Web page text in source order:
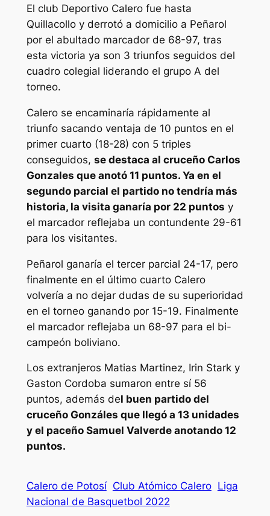
El club Deportivo Calero fue hasta
Quillacollo y derrotó a domicilio a Peñarol
por el abultado marcador de 68-97, tras
esta victoria ya son 3 triunfos seguidos del
cuadro colegial liderando el grupo A del
torneo.
Calero se encaminaría rápidamente al
triunfo sacando ventaja de 10 puntos en el
primer cuarto (18-28) con 5 triples
conseguidos, se destaca al cruceño Carlos
Gonzales que anotó 11 puntos. Ya en el
segundo parcial el partido no tendría más
historia, la visita ganaría por 22 puntos y
el marcador reflejaba un contundente 29-61
para los visitantes.
Peñarol ganaría el tercer parcial 24-17, pero
finalmente en el último cuarto Calero
volvería a no dejar dudas de su superioridad
en el torneo ganando por 15-19. Finalmente
el marcador reflejaba un 68-97 para el bi-
campeón boliviano.
Los extranjeros Matias Martinez, Irin Stark y
Gaston Cordoba sumaron entre sí 56
puntos, además del buen partido del
cruceño Gonzáles que llegó a 13 unidades
y el paceño Samuel Valverde anotando 12
puntos.
Calero de Potosí Club Atómico Calero Liga
Nacional de Basquetbol 2022